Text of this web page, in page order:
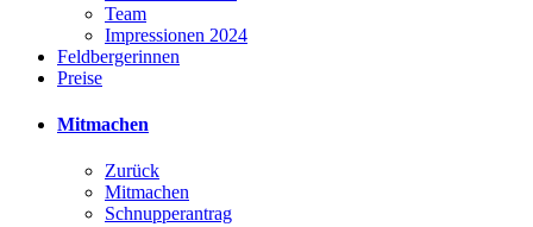
Team
Impressionen 2024
Feldbergerinnen
Preise
Mitmachen
Zurück
Mitmachen
Schnupperantrag